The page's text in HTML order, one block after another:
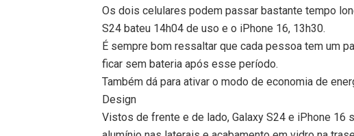
Os dois celulares podem passar bastante tempo
S24 bateu 14h04 de uso e o iPhone 16, 13h30.
É sempre bom ressaltar que cada pessoa tem um
ficar sem bateria após esse período.
Também dá para ativar o modo de economia de
Design
Vistos de frente e de lado, Galaxy S24 e iPhone 16